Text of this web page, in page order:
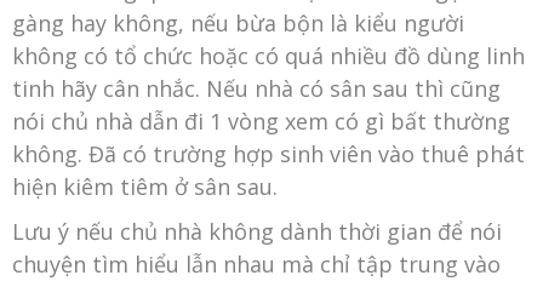
gàng hay không, nếu bừa bộn là kiểu người
không có tổ chức hoặc có quá nhiều đồ dùng linh
tinh hãy cân nhắc. Nếu nhà có sân sau thì cũng
nói chủ nhà dẫn đi 1 vòng xem có gì bất thường
không. Đã có trường hợp sinh viên vào thuê phát
hiện kiêm tiêm ở sân sau.
Lưu ý nếu chủ nhà không dành thời gian để nói
chuyện tìm hiểu lẫn nhau mà chỉ tập trung vào